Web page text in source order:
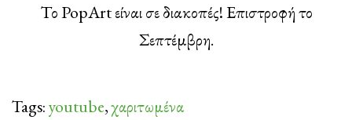
Το PopArt είναι σε διακοπές! Επιστροφή το
Σεπτέμβρη.
Tags:youtube,χαριτωμένα